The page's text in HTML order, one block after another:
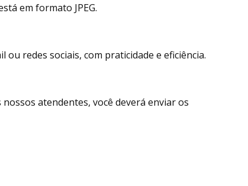
em formato JPEG.
redes sociais, com praticidade e eficiência.
atendentes, você deverá enviar os